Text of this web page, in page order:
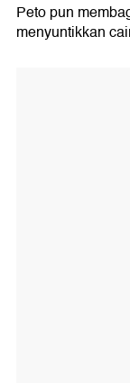
Peto pun
menyuntikkan